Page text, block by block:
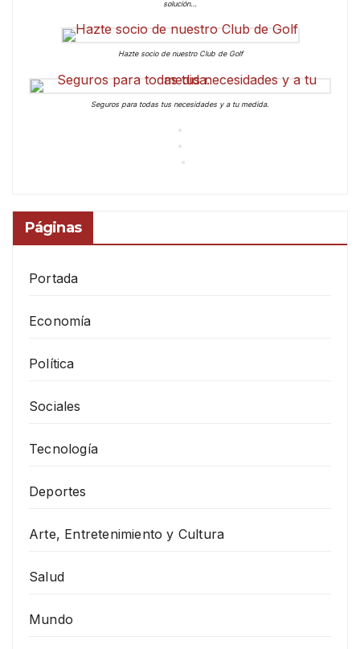
solución…
Hazte socio de nuestro Club de Golf
Seguros para todas tus necesidades y a tu medida.
Páginas
Portada
Economía
Política
Sociales
Tecnología
Deportes
Arte, Entretenimiento y Cultura
Salud
Mundo